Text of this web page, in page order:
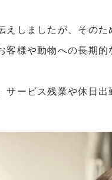
しましたが、その
様や動物への長期
ービス残業や休日